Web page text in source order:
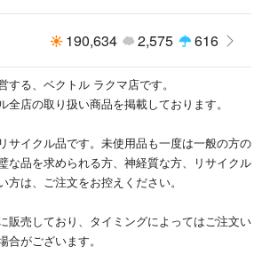
190,634 2,575 616
る、ベクトル ラクマ店です。
全店の取り扱い商品を掲載しております。
サイクル品です。未使用品も一度は一般の方の
な品を求められる方、神経質な方、リサイクル
は、ご注文をお控えください。
販売しており、タイミングによってはご注文い
がございます。